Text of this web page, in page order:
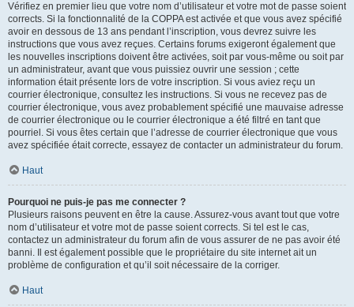
Vérifiez en premier lieu que votre nom d’utilisateur et votre mot de passe soient
corrects. Si la fonctionnalité de la COPPA est activée et que vous avez spécifié
avoir en dessous de 13 ans pendant l’inscription, vous devrez suivre les
instructions que vous avez reçues. Certains forums exigeront également que
les nouvelles inscriptions doivent être activées, soit par vous-même ou soit par
un administrateur, avant que vous puissiez ouvrir une session ; cette
information était présente lors de votre inscription. Si vous aviez reçu un
courrier électronique, consultez les instructions. Si vous ne recevez pas de
courrier électronique, vous avez probablement spécifié une mauvaise adresse
de courrier électronique ou le courrier électronique a été filtré en tant que
pourriel. Si vous êtes certain que l’adresse de courrier électronique que vous
avez spécifiée était correcte, essayez de contacter un administrateur du forum.
Haut
Pourquoi ne puis-je pas me connecter ?
Plusieurs raisons peuvent en être la cause. Assurez-vous avant tout que votre
nom d’utilisateur et votre mot de passe soient corrects. Si tel est le cas,
contactez un administrateur du forum afin de vous assurer de ne pas avoir été
banni. Il est également possible que le propriétaire du site internet ait un
problème de configuration et qu’il soit nécessaire de la corriger.
Haut